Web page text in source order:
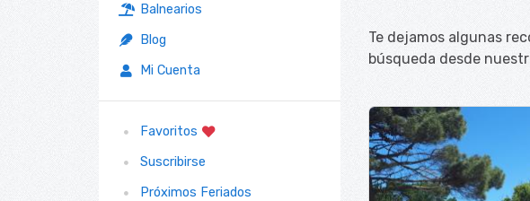
Balnearios
Blog
Mi Cuenta
Favoritos
Suscribirse
Próximos Feriados
Te dejamos algunas
búsqueda desde